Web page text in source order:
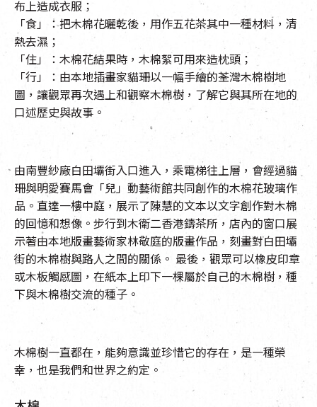
布上造成衣服；
「食」：把木棉花曬乾後，用作五花茶其中一種材料，清
熱去濕；
「住」：木棉花結果時，木棉絮可用來造枕頭；
「行」：由本地插畫家貓珊以一幅手繪的荃灣木棉樹地
圖，讓觀眾再次遇上和觀察木棉樹，了解它與其所在地的
口述歷史與故事。
由南豐紗廠白田壩街入口進入，乘電梯往上層，會經過貓
珊與明愛賽馬會「兒」動藝術館共同創作的木棉花玻璃作
品。直達一樓中庭，展示了陳慧的文本以文字創作對木棉
的回憶和想像。步行到木衛二香港鑄茶所，店內的窗口展
示著由本地版畫藝術家林敬庭的版畫作品，刻畫對白田壩
街的木棉樹與路人之間的關係。 最後，觀眾可以橡皮印章
或木板觸感圖，在紙本上印下一棵屬於自己的木棉樹，種
下與木棉樹交流的種子。
木棉樹一直都在，能夠意識並珍惜它的存在，是一種榮
幸，也是我們和世界之約定。